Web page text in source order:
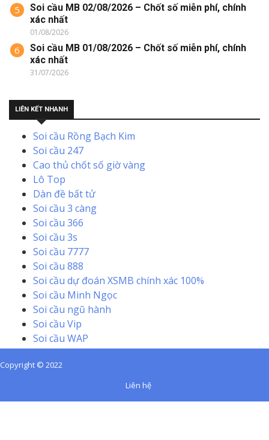
5
Soi cầu MB 02/08/2026 – Chốt số miễn phí, chính
xác nhất
01/08/2026
6
Soi cầu MB 01/08/2026 – Chốt số miễn phí, chính
xác nhất
31/07/2026
LIÊN KẾT NHANH
Soi cầu Rồng Bạch Kim
Soi cầu 247
Cao thủ chốt số giờ vàng
Lô Top
Dàn đề bất tử
Soi cầu 3 càng
Soi cầu 366
Soi cầu 3s
Soi cầu 7777
Soi cầu 888
Soi cầu dự đoán XSMB chính xác 100%
Soi cầu Minh Ngọc
Soi cầu ngũ hành
Soi cầu Vip
Soi cầu WAP
Copyright © 2022
Liên hệ